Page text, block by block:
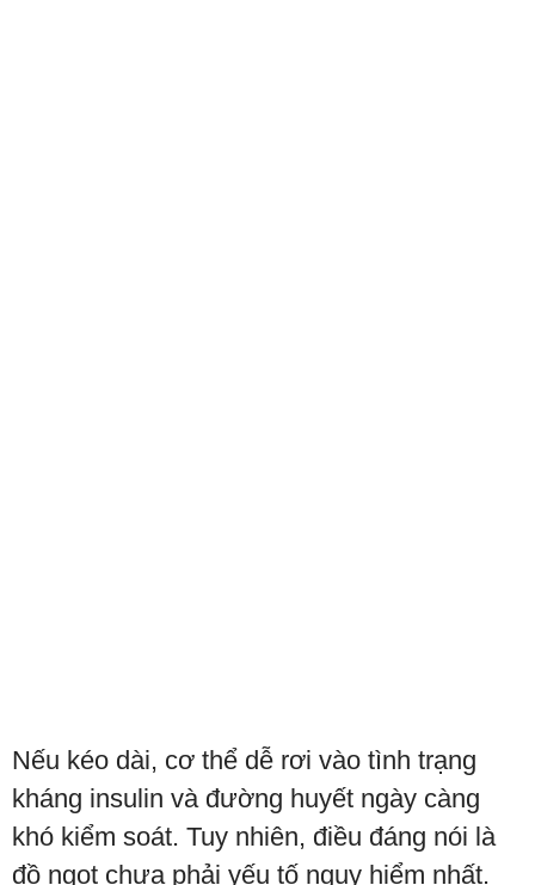
Nếu kéo dài, cơ thể dễ rơi vào tình trạng
kháng insulin và đường huyết ngày càng
khó kiểm soát. Tuy nhiên, điều đáng nói là
đồ ngọt chưa phải yếu tố nguy hiểm nhất.